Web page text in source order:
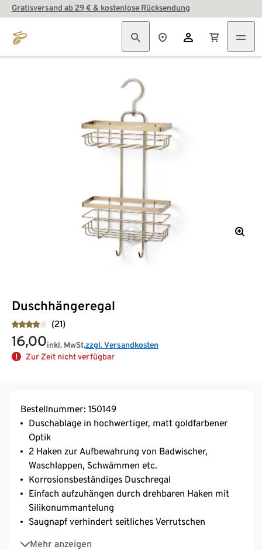
Gratisversand ab 29 € & kostenlose Rücksendung
Duschhängeregal
(21)
16,00inkl. MwSt.zzgl. Versandkosten
Zur Zeit nicht verfügbar
Bestellnummer: 150149
Duschablage in hochwertiger, matt goldfarbener
Optik
2 Haken zur Aufbewahrung von Badwischer,
Waschlappen, Schwämmen etc.
Korrosionsbeständiges Duschregal
Einfach aufzuhängen durch drehbaren Haken mit
Silikonummantelung
Saugnapf verhindert seitliches Verrutschen
Mehr anzeigen
Kompaktes Badezimmer-Accessoire